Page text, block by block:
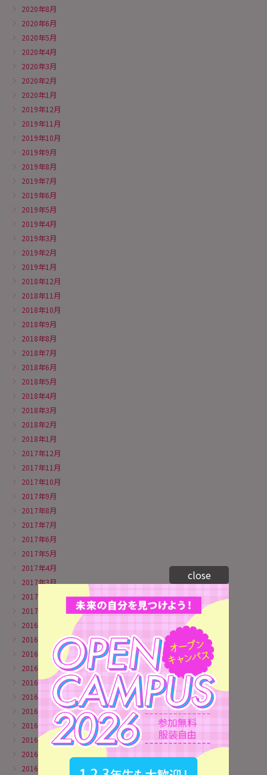
2020年8月
2020年6月
2020年5月
2020年4月
2020年3月
2020年2月
2020年1月
2019年12月
2019年11月
2019年10月
2019年9月
2019年8月
2019年7月
2019年6月
2019年5月
2019年4月
2019年3月
2019年2月
2019年1月
2018年12月
2018年11月
2018年10月
2018年9月
2018年8月
2018年7月
2018年6月
2018年5月
2018年4月
2018年3月
2018年2月
2018年1月
2017年12月
2017年11月
2017年10月
2017年9月
2017年8月
2017年7月
2017年6月
2017年5月
2017年4月
2017年3月
2017年2月
2017年1月
2016年12月
2016年11月
2016年10月
2016年9月
2016年8月
2016年7月
2016年6月
2016年5月
2016年4月
2016年3月
2016年2月
close